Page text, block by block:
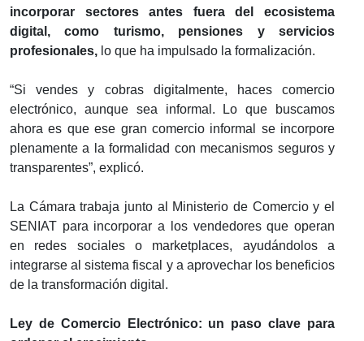
incorporar sectores antes fuera del ecosistema
digital, como turismo, pensiones y servicios
profesionales, lo que ha impulsado la formalización.
“Si vendes y cobras digitalmente, haces comercio
electrónico, aunque sea informal. Lo que buscamos
ahora es que ese gran comercio informal se incorpore
plenamente a la formalidad con mecanismos seguros y
transparentes”, explicó.
La Cámara trabaja junto al Ministerio de Comercio y el
SENIAT para incorporar a los vendedores que operan
en redes sociales o marketplaces, ayudándolos a
integrarse al sistema fiscal y a aprovechar los beneficios
de la transformación digital.
Ley de Comercio Electrónico: un paso clave para